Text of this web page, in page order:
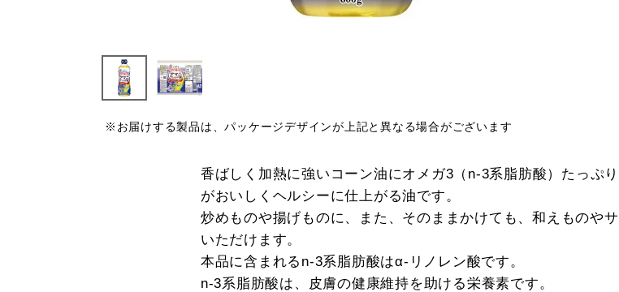
※お届けする製品は、パッケージデザインが上記と異なる場合がございます
香ばしく加熱に強いコーン油にオメガ3（n-3系脂肪酸）たっぷ
がおいしくヘルシーに仕上がる油です。
炒めものや揚げものに、また、そのままかけても、和えものや
いただけます。
本品に含まれるn-3系脂肪酸はα‐リノレン酸です。
n-3系脂肪酸は、皮膚の健康維持を助ける栄養素です。